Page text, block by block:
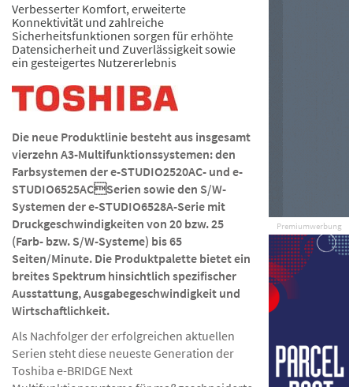
Premiumwerbung
Verbesserter Komfort, erweiterte
Konnektivität und zahlreiche
Sicherheitsfunktionen sorgen für erhöhte
Datensicherheit und Zuverlässigkeit sowie
ein gesteigertes Nutzererlebnis
Die neue Produktlinie besteht aus insgesamt
vierzehn A3-Multifunktionssystemen: den
Farbsystemen der e-STUDIO2520AC- und e-
STUDIO6525ACSerien sowie den S/W-
Systemen der e-STUDIO6528A-Serie mit
Druckgeschwindigkeiten von 20 bzw. 25
(Farb- bzw. S/W-Systeme) bis 65
Seiten/Minute. Die Produktpalette bietet ein
breites Spektrum hinsichtlich spezifischer
Ausstattung, Ausgabegeschwindigkeit und
Wirtschaftlichkeit.
Als Nachfolger der erfolgreichen aktuellen
Serien steht diese neueste Generation der
Toshiba e-BRIDGE Next